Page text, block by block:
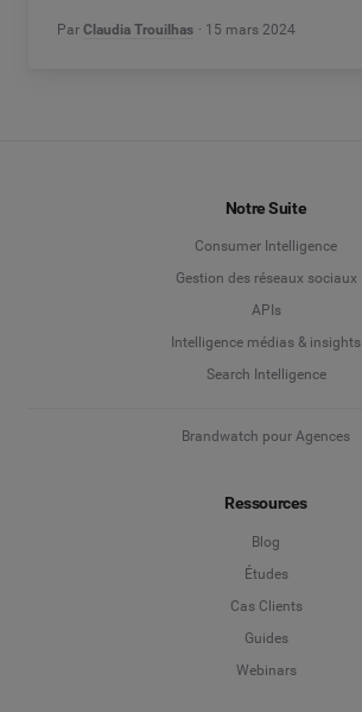
Par Claudia Trouilhas 15 mars 2024
Notre Suite
Consumer Intelligence
Gestion des réseaux sociaux
APIs
Intelligence médias & insights
Search Intelligence
Brandwatch pour Agences
Ressources
Blog
Études
Cas Clients
Guides
Webinars